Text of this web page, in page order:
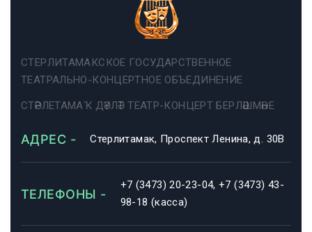
СТЕРЛИТАМАКСКОЕ ГОСУДАРСТВЕННОЕ
ТЕАТРАЛЬНО-КОНЦЕРТНОЕ ОБЪЕДИНЕНИЕ
СТӘРЛЕТАМАҠ ДӘҮЛӘТ ТЕАТР-КОНЦЕРТ БЕРЛӘШМӘҺЕ
АДРЕС - Стерлитамак, Проспект Ленина, д. 30В
ТЕЛЕФОНЫ -
+7 (3473) 20-23-04, +7 (3473) 43-
98-18 (касса)